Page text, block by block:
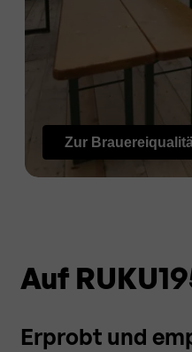
Zur
Auf
Erprobt und